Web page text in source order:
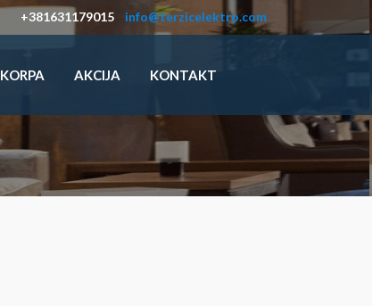
+381631179015 info@terzicelektro.com
KORPA AKCIJA KONTAKT